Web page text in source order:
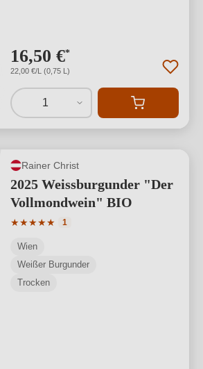
16,50 €*
22,00 €/L (0,75 L)
1
Rainer Christ
2025 Weissburgunder "Der
Vollmondwein" BIO
★★★★★
Durchschnittliche Bewertung von 5
1
Wien
Weißer Burgunder
Trocken